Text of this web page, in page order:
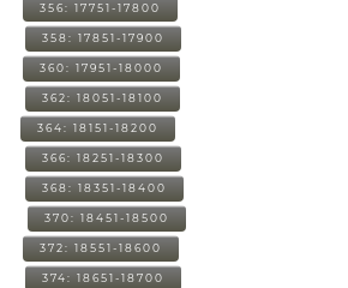
356: 17751-17800
358: 17851-17900
360: 17951-18000
362: 18051-18100
364: 18151-18200
366: 18251-18300
368: 18351-18400
370: 18451-18500
372: 18551-18600
374: 18651-18700